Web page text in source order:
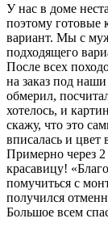
У нас в доме
поэтому готовые
вариант. Мы с
подходящего
После всех
на заказ под
обмерил,
хотелось, и
скажу, что это
вписалась и цвет
Примерно через
красавицу!
помучиться с
получился
Большое всем